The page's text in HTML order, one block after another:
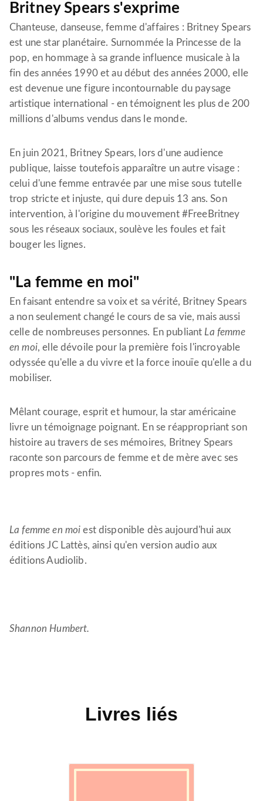
Britney Spears s'exprime
Chanteuse, danseuse, femme d'affaires : Britney Spears
est une star planétaire. Surnommée la Princesse de la
pop, en hommage à sa grande influence musicale à la
fin des années 1990 et au début des années 2000, elle
est devenue une figure incontournable du paysage
artistique international - en témoignent les plus de 200
millions d'albums vendus dans le monde.
En juin 2021, Britney Spears, lors d'une audience
publique, laisse toutefois apparaître un autre visage :
celui d'une femme entravée par une mise sous tutelle
trop stricte et injuste, qui dure depuis 13 ans. Son
intervention, à l'origine du mouvement #FreeBritney
sous les réseaux sociaux, soulève les foules et fait
bouger les lignes.
"La femme en moi"
En faisant entendre sa voix et sa vérité, Britney Spears
a non seulement changé le cours de sa vie, mais aussi
celle de nombreuses personnes. En publiant La femme
en moi, elle dévoile pour la première fois l'incroyable
odyssée qu'elle a du vivre et la force inouïe qu'elle a du
mobiliser.
Mêlant courage, esprit et humour, la star américaine
livre un témoignage poignant. En se réappropriant son
histoire au travers de ses mémoires, Britney Spears
raconte son parcours de femme et de mère avec ses
propres mots - enfin.
La femme en moiest disponible dès aujourd'hui aux
éditions JC Lattès, ainsi qu'en version audio aux
éditions Audiolib.
Shannon Humbert.
Livres liés